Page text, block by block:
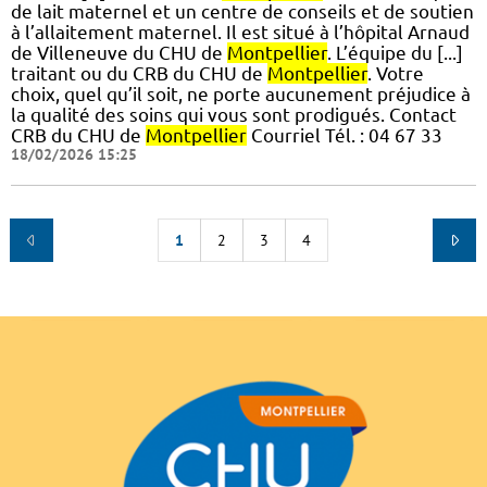
de lait maternel et un centre de conseils et de soutien
à l’allaitement maternel. Il est situé à l’hôpital Arnaud
de Villeneuve du CHU de Montpellier. L’équipe du [...]
traitant ou du CRB du CHU de Montpellier. Votre
choix, quel qu’il soit, ne porte aucunement préjudice à
la qualité des soins qui vous sont prodigués. Contact
CRB du CHU de Montpellier Courriel Tél. : 04 67 33
18/02/2026 15:25
1 2 3 4